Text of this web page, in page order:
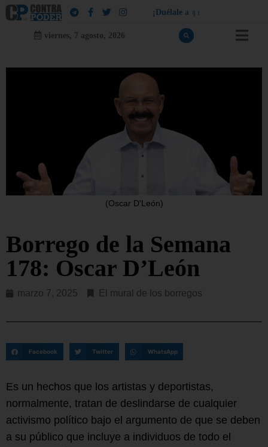
¡ Dué a e a q u
viernes, 7 agosto, 2026
(Oscar D'León)
Borrego de la Semana
178: Oscar D’León
marzo 7, 2025 El mural de los borregos
Facebook Twitter WhatsApp
Es un hechos que los artistas y deportistas,
normalmente, tratan de deslindarse de cualquier
activismo político bajo el argumento de que se deben
a su público que incluye a individuos de todo el